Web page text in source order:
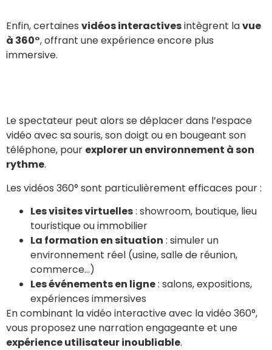
Enfin, certaines vidéos interactivesintègrent lavue
à 360°, offrant une expérience encore plus
immersive.
Le spectateur peut alors se déplacer dans l’espace
vidéo avec sa souris, son doigt ou en bougeant son
téléphone, pour explorer un environnement à son
rythme.
Les vidéos 360° sont particulièrement efficaces pour :
Les visites virtuelles: showroom, boutique, lieu
touristique ou immobilier
La formation en situation : simuler un
environnement réel (usine, salle de réunion,
commerce…)
Les événements en ligne: salons, expositions,
expériences immersives
En combinant la vidéo interactive avec la vidéo 360°,
vous proposez une narration engageante et une
expérience utilisateur inoubliable.